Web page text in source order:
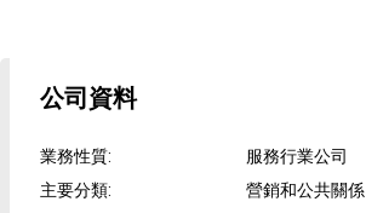
公司資料
業務性質:
服務行業公司
主要分類:
營銷和公共關係